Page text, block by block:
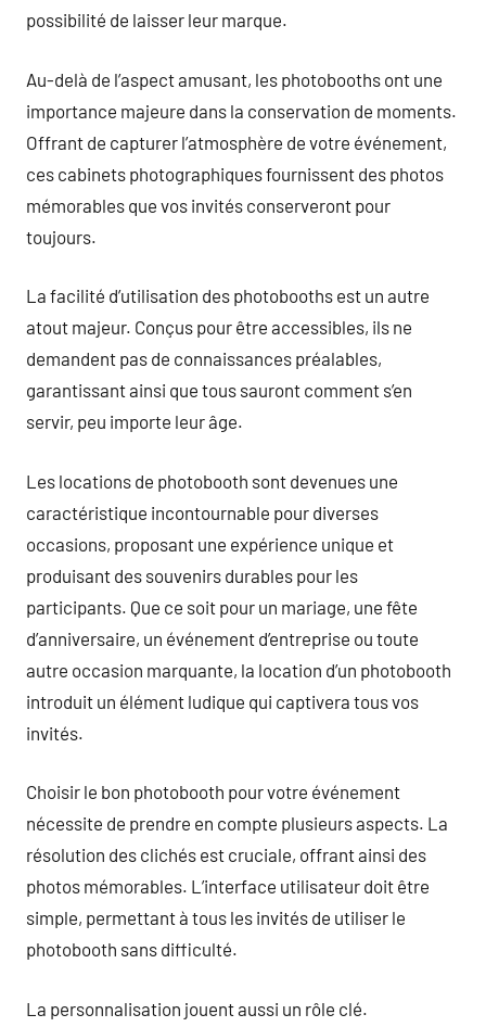
possibilité de laisser leur marque.
Au-delà de l’aspect amusant, les photobooths ont une
importance majeure dans la conservation de moments.
Offrant de capturer l’atmosphère de votre événement,
ces cabinets photographiques fournissent des photos
mémorables que vos invités conserveront pour
toujours.
La facilité d’utilisation des photobooths est un autre
atout majeur. Conçus pour être accessibles, ils ne
demandent pas de connaissances préalables,
garantissant ainsi que tous sauront comment s’en
servir, peu importe leur âge.
Les locations de photobooth sont devenues une
caractéristique incontournable pour diverses
occasions, proposant une expérience unique et
produisant des souvenirs durables pour les
participants. Que ce soit pour un mariage, une fête
d’anniversaire, un événement d’entreprise ou toute
autre occasion marquante, la location d’un photobooth
introduit un élément ludique qui captivera tous vos
invités.
Choisir le bon photobooth pour votre événement
nécessite de prendre en compte plusieurs aspects. La
résolution des clichés est cruciale, offrant ainsi des
photos mémorables. L’interface utilisateur doit être
simple, permettant à tous les invités de utiliser le
photobooth sans difficulté.
La personnalisation jouent aussi un rôle clé.